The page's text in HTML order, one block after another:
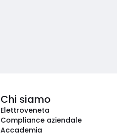
Chi siamo
Elettroveneta
Compliance aziendale
Accademia